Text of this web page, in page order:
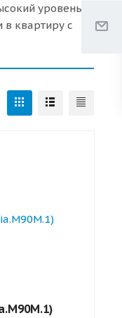
уровень
в квартиру с